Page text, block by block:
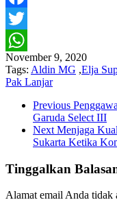
Facebook
Twitter
WhatsApp
November 9, 2020
Tags: Aldin MG ,Elja
Pak Lanjar
Previous
Garuda Select III
Next Menjaga
Sukarta Ketika
Tinggalkan
Alamat email Anda tidak